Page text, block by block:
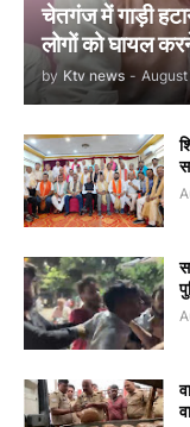
चेतगंज में गाड़ी
लोगों को घायल
by Ktv news -